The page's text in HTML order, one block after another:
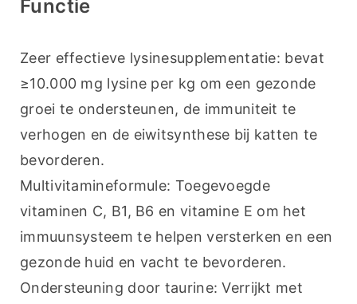
Functie
Zeer effectieve lysinesupplementatie: bevat
≥10.000 mg lysine per kg om een gezonde
groei te ondersteunen, de immuniteit te
verhogen en de eiwitsynthese bij katten te
bevorderen.
Multivitamineformule: Toegevoegde
vitaminen C, B1, B6 en vitamine E om het
immuunsysteem te helpen versterken en een
gezonde huid en vacht te bevorderen.
Ondersteuning door taurine: Verrijkt met